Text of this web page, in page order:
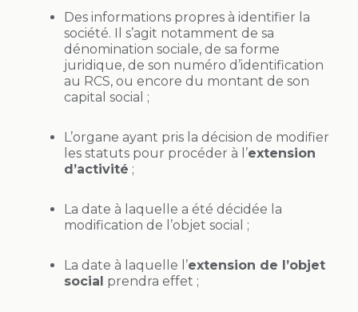
Des informations propres à identifier la
société. Il s’agit notamment de sa
dénomination sociale, de sa forme
juridique, de son numéro d’identification
au RCS, ou encore du montant de son
capital social ;
L’organe ayant pris la décision de modifier
les statuts pour procéder à l’extension
d’activité ;
La date à laquelle a été décidée la
modification de l’objet social ;
La date à laquelle l’extension de l’objet
social prendra effet ;